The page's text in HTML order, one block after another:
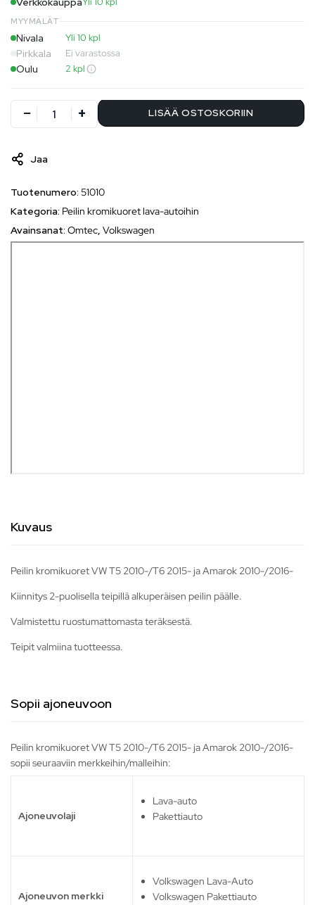
MYYMÄLÄT
Nivala Yli 10 kpl
Pirkkala Ei varastossa
Oulu 2 kpl
LISÄÄ OSTOSKORIIN
Jaa
Tuotenumero: 51010
Kategoria: Peilin kromikuoret lava-autoihin
Avainsanat: Omtec, Volkswagen
Kuvaus
Peilin kromikuoret VW T5 2010-/T6 2015- ja Amarok 2010-/2016-
Kiinnitys 2-puolisella teipillä alkuperäisen peilin päälle.
Valmistettu ruostumattomasta teräksestä.
Teipit valmiina tuotteessa.
Sopii ajoneuvoon
Peilin kromikuoret VW T5 2010-/T6 2015- ja Amarok 2010-/2016-
sopii seuraaviin merkkeihin/malleihin:
Ajoneuvolaji
Lava-auto
Pakettiauto
Ajoneuvon merkki
Volkswagen Lava-Auto
Volkswagen Pakettiauto